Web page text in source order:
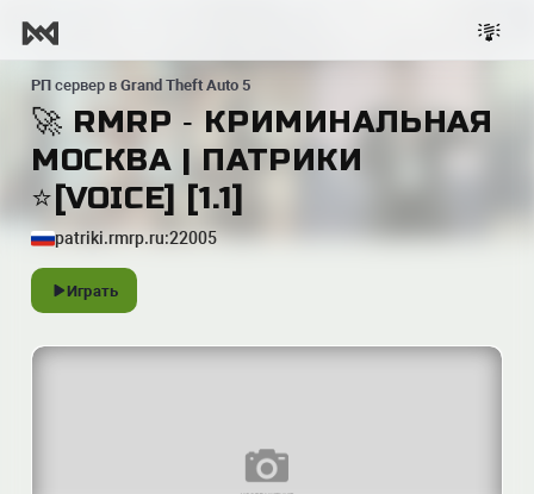
РП сервер в Grand Theft Auto 5
🚀 RMRP ‐ КРИМИНАЛЬНАЯ
МОСКВА | ПАТРИКИ
⭐️[VOICE] [1.1]
patriki.rmrp.ru:22005
Играть